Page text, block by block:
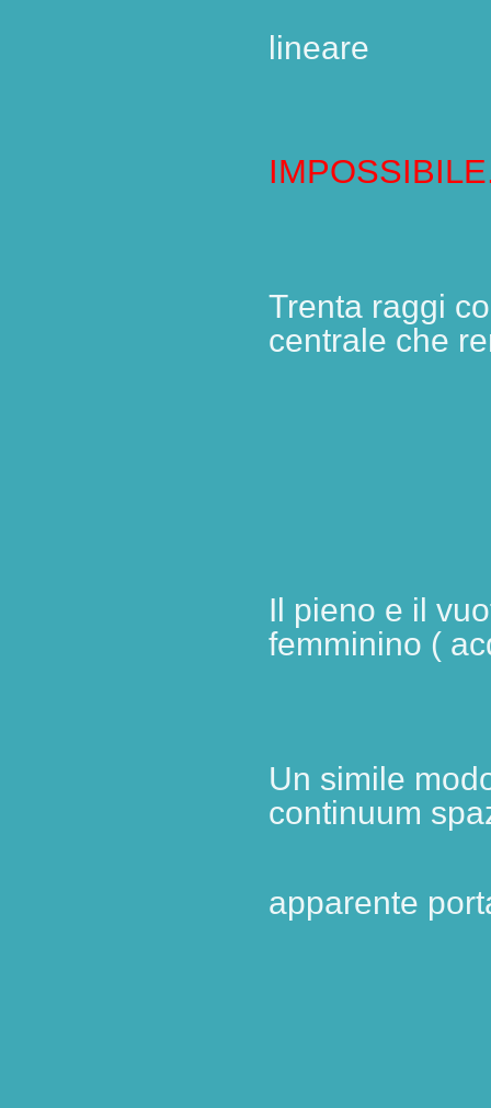
lineare
Trenta raggi
centrale che
Il pieno e il
femminino (
Un simile
continuum
apparente